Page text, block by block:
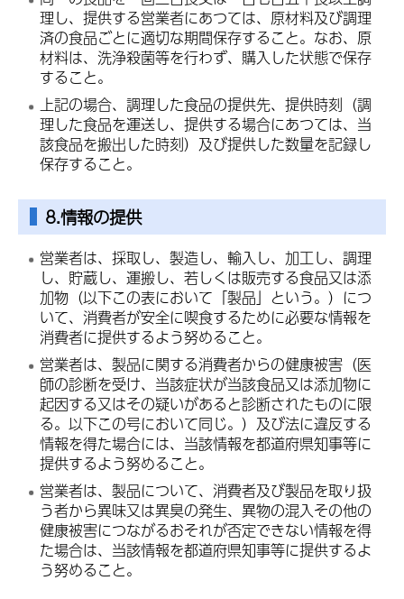
理し、提供する営業者にあつては、原材料及び調理
済の食品ごとに適切な期間保存すること。なお、原
材料は、洗浄殺菌等を行わず、購入した状態で保存
すること。
上記の場合、調理した食品の提供先、提供時刻（調
理した食品を運送し、提供する場合にあつては、当
該食品を搬出した時刻）及び提供した数量を記録し
保存すること。
8.情報の提供
営業者は、採取し、製造し、輸入し、加工し、調理
し、貯蔵し、運搬し、若しくは販売する食品又は添
加物（以下この表において「製品」という。）につ
いて、消費者が安全に喫食するために必要な情報を
消費者に提供するよう努めること。
営業者は、製品に関する消費者からの健康被害（医
師の診断を受け、当該症状が当該食品又は添加物に
起因する又はその疑いがあると診断されたものに限
る。以下この号において同じ。）及び法に違反する
情報を得た場合には、当該情報を都道府県知事等に
提供するよう努めること。
営業者は、製品について、消費者及び製品を取り扱
う者から異味又は異臭の発生、異物の混入その他の
健康被害につながるおそれが否定できない情報を得
た場合は、当該情報を都道府県知事等に提供するよ
う努めること。